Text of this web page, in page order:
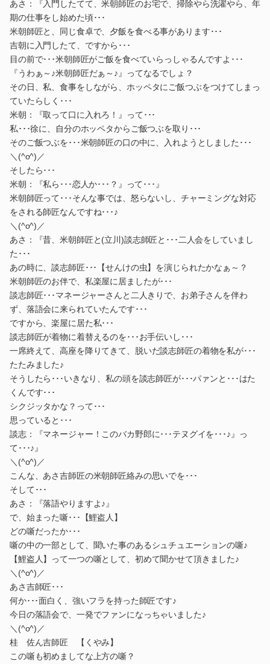
あさ：『入門したてて、米朝師匠のお宅で、掃除やら洗濯やら、年
期の仕事をし始めた頃･･･
米朝師匠と、同じ食卓で、夕飯を食べる事があります･･･
吉朝に入門したて、ですから･･･
目の前で･･･米朝師匠がご飯を食べていらっしゃるんですよ･･･
『うわぁ～♪米朝師匠だぁ～♪』ってなるでしょ？
その日、私、食事をしながら、ホッペタにご飯つぶをつけてしまっ
ていたらしく･･･
米朝：『取って口に入れろ！』って･･･
私･･･徐に、自分のホッペタからご飯つぶを取り･･･
そのご飯つぶを･･･米朝師匠の口の中に、入れようとしました･･･
＼(^o^)／
そしたら･･･
米朝：『私ら･･･恋人か･･･？』って･･･』
米朝師匠って･･･そんな事では、怒らないし、チャーミングな対応
をされる師匠なんですね･･･♪
＼(^o^)／
あさ：『昔、米朝師匠と(立川)談志師匠と･･･二人会をしていまし
た･･･
あの時に、談志師匠･･･【せんけの虫】を演じられたかなぁ～？
米朝師匠のお伴で、私楽屋に居ましたが･･･
談志師匠･･･マネージャーさんと二人きりで、お弟子さんを伴わ
ず、落語会に来られていたんです･･･
ですから、楽屋に居た私･･･
談志師匠が着物に着替えるのを･･･お手伝いし･･･
一席終えて、高座を降りてきて、脱いだ談志師匠の着物を私が･･･
たたみました♪
そうしたら･･･いきなり、私の頭を談志師匠が･･･パァンと･･･はた
くんです･･･
シクジッタかな？って･･･
思っていると･･･
談志：『マネージャー！このバカ野郎に･･･テヌグイを･･･♪』っ
て･･･♪』
＼(^o^)／
こんな、あさ吉師匠の米朝師匠絡みの思いでを･･･
そして･･･
あさ：『落語やりますよ♪』
で、始まった噺･･･【鯉盗人】
どの噺だったか･･･
噺の中の一部として、聞いた事のあるシュチュエーションの噺♪
【鯉盗人】って一つの噺として、初めて聞かせて頂きました♪
＼(^o^)／
あさ吉師匠･･･
何か･･･面白く、強いフラを持った師匠です♪
今日の落語会で、一発でファンになっちゃいました♪
＼(^o^)／
桂 佐ん吉師匠 【くやみ】
この噺も初めましてな上方の噺？